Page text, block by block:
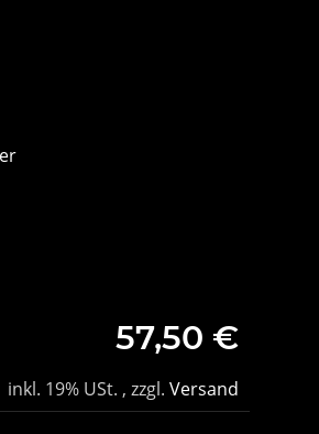
57,50 €
inkl. 19% USt. , zzgl. Versand